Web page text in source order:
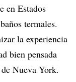
en Estados
termales.
la experiencia
bien pensada
Nueva York.